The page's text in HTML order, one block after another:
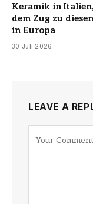
Keramik in
dem Zug zu
in Europa
30 Juli 2026
LEAVE A